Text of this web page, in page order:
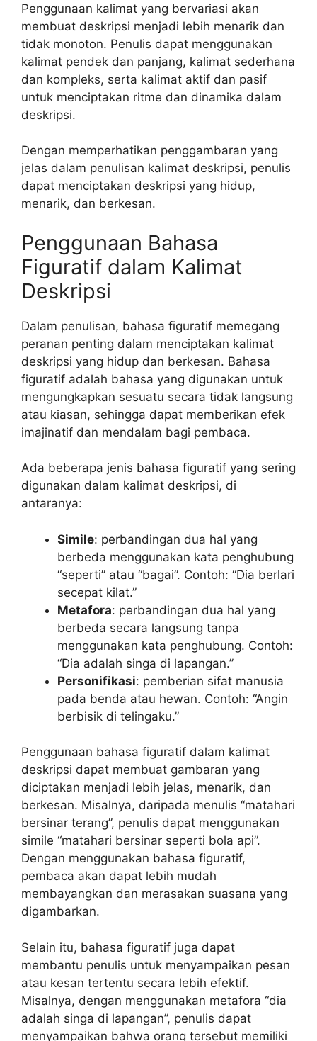
Penggunaan kalimat yang bervariasi akan
membuat deskripsi menjadi lebih menarik dan
tidak monoton. Penulis dapat menggunakan
kalimat pendek dan panjang, kalimat sederhana
dan kompleks, serta kalimat aktif dan pasif
untuk menciptakan ritme dan dinamika dalam
deskripsi.
Dengan memperhatikan penggambaran yang
jelas dalam penulisan kalimat deskripsi, penulis
dapat menciptakan deskripsi yang hidup,
menarik, dan berkesan.
Penggunaan Bahasa
Figuratif dalam Kalimat
Deskripsi
Dalam penulisan, bahasa figuratif memegang
peranan penting dalam menciptakan kalimat
deskripsi yang hidup dan berkesan. Bahasa
figuratif adalah bahasa yang digunakan untuk
mengungkapkan sesuatu secara tidak langsung
atau kiasan, sehingga dapat memberikan efek
imajinatif dan mendalam bagi pembaca.
Ada beberapa jenis bahasa figuratif yang sering
digunakan dalam kalimat deskripsi, di
antaranya:
Simile: perbandingan dua hal yang
berbeda menggunakan kata penghubung
“seperti” atau “bagai”. Contoh: “Dia berlari
secepat kilat.”
Metafora: perbandingan dua hal yang
berbeda secara langsung tanpa
menggunakan kata penghubung. Contoh:
“Dia adalah singa di lapangan.”
Personifikasi: pemberian sifat manusia
pada benda atau hewan. Contoh: “Angin
berbisik di telingaku.”
Penggunaan bahasa figuratif dalam kalimat
deskripsi dapat membuat gambaran yang
diciptakan menjadi lebih jelas, menarik, dan
berkesan. Misalnya, daripada menulis “matahari
bersinar terang”, penulis dapat menggunakan
simile “matahari bersinar seperti bola api”.
Dengan menggunakan bahasa figuratif,
pembaca akan dapat lebih mudah
membayangkan dan merasakan suasana yang
digambarkan.
Selain itu, bahasa figuratif juga dapat
membantu penulis untuk menyampaikan pesan
atau kesan tertentu secara lebih efektif.
Misalnya, dengan menggunakan metafora “dia
adalah singa di lapangan”, penulis dapat
menyampaikan bahwa orang tersebut memiliki